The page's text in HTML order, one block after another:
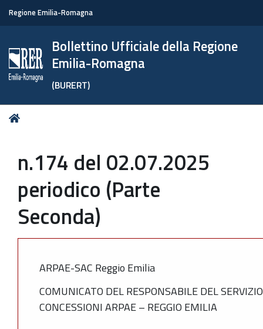
Regione Emilia-Romagna
Bollettino Ufficiale della Regione
Emilia-Romagna
(BURERT)
Tu
n.174 del 02.07.2025
periodico (Parte
Seconda)
ARPAE-SAC Reggio Emilia
COMUNICATO DEL RESPONSABILE DEL
CONCESSIONI ARPAE – REGGIO EMILIA